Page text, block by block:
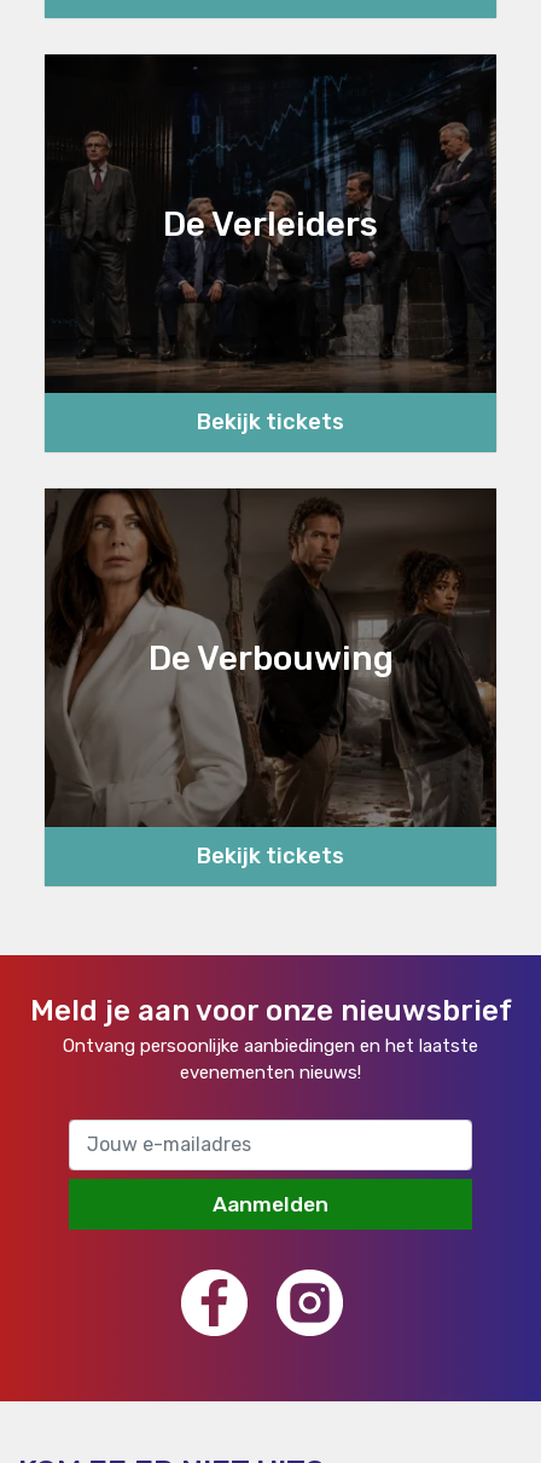
De Verleiders
Bekijk tickets
De Verbouwing
Bekijk tickets
Meld je aan voor onze nieuwsbrief
Ontvang persoonlijke aanbiedingen en het laatste
evenementen nieuws!
Aanmelden